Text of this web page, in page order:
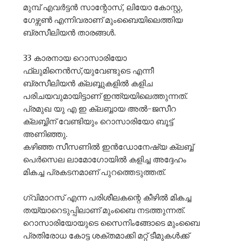
മുമ്പ് എവർട്ടൻ സാന്റോസ്, ലിയോ കോസ്റ്റ,
ഗേഴ്സൺ എന്നിവരാണ് മുംബൈയിലെത്തിയ
ബ്രസീലിയൻ താരങ്ങൾ.
33 കാരനായ റൊസാരിയോ
ഫ്ലുമിനെൻസ്,യുവേണ്ടുടെ എന്നീ
ബ്രസീലിയൻ ക്ലബ്ബുകളിൽ കളിച
പരിചയവുമായിട്ടാണ് ഇന്ത്യയിലെത്തുന്നത്.
പ്രമുഖ യു എ ഇ ക്ലബ്ബായ അൽ-ജസീറ
ക്ലബ്ബിന് വേണ്ടിയും റൊസാരിയോ ബൂട്ട്
അണിഞ്ഞു.
കഴിഞ്ഞ സീസണിൽ ഇൻഡോനേഷ്യ ക്ലബ്ബ്
പെർസെല ലാമോഗോയിൽ കളിച്ച അദ്ദേഹം
മികച്ച പ്രകടനമാണ് പുറത്തെടുത്തത്.
ഗ്വിമാറസ് എന്ന പരിശീലകന്റെ കീഴിൽ മികച്ച
തയ്യാറെടുപ്പിലാണ് മുംബൈ നടത്തുന്നത്.
റൊസാരിയോയുടെ സൈനിംങ്ങോടെ മുംബൈ
പ്രതിരോധ കോട്ട ശക്തമാക്കി മറ്റ് ടീമുകൾക്ക്